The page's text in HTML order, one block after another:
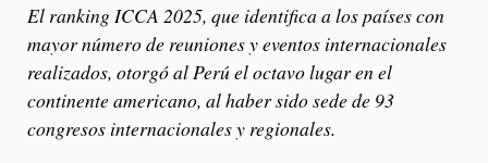
El ranking ICCA 2025, que identifica a los países con
mayor número de reuniones y eventos internacionales
realizados, otorgó al Perú el octavo lugar en el
continente americano, al haber sido sede de 93
congresos internacionales y regionales.